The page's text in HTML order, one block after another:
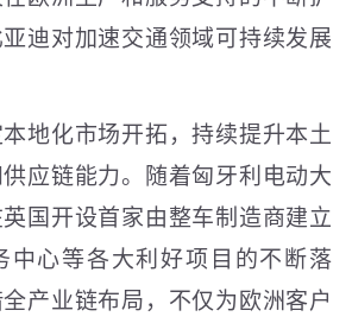
迪对加速交通领域可持续发展
地化市场开拓，持续提升本土
应链能力。随着匈牙利电动大
国开设首家由整车制造商建立
中心等各大利好项目的不断落
产业链布局，不仅为欧洲客户